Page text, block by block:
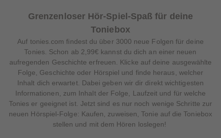
Grenzenloser Hör-Spiel-Spaß für deine
Toniebox
Auf tonies.com findest du über 3000 neue Folgen für deine
Tonies. Schon ab 2,99€ kannst du dich an einer neuen
aufregenden Geschichte erfreuen. Klicke auf deine ausgewählte
Folge, Geschichte oder Hörspiel und finde heraus, welcher
Inhalt dich erwartet. Dabei geben wir dir direkt wichtigesten
Informationen, zum Inhalt der Folge, Laufzeit und für welche
Tonies er geeignet ist. Jetzt sind es nur noch wenige Schritte zur
neuen Hörspiel-Folge: Kaufen, zuweisen, Tonie auf die Toniebox
stellen und mit dem Hören loslegen!